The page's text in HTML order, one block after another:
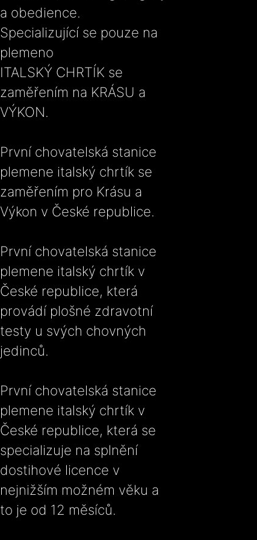
a obedience.
Specializující se pouze na
plemeno
ITALSKÝ CHRTÍK se
zaměřením na KRÁSU a
VÝKON.
První chovatelská stanice
plemene italský chrtík se
zaměřením pro Krásu a
Výkon v České republice.
První chovatelská stanice
plemene italský chrtík v
České republice, která
provádí plošné zdravotní
testy u svých chovných
jedinců.
První chovatelská stanice
plemene italský chrtík v
České republice, která se
specializuje na splnění
dostihové licence v
nejnižším možném věku a
to je od 12 měsíců.